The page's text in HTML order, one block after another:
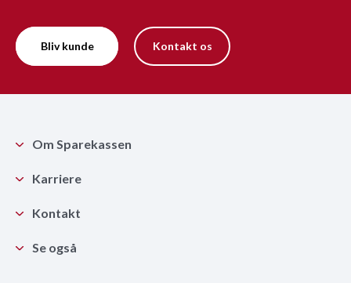
Bliv kunde Kontakt os
Om Sparekassen
Karriere
Kontakt
Se også